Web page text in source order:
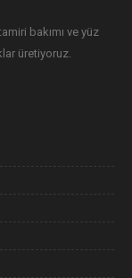
bakımı ve yüz
üretiyoruz.